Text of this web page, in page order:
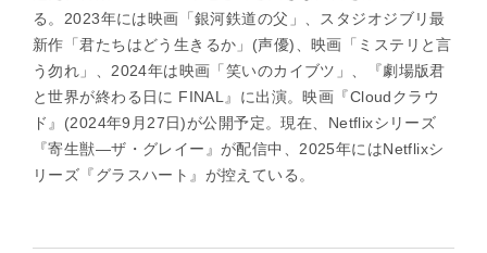
る。2023年には映画「銀河鉄道の父」、スタジオジブリ最
新作「君たちはどう生きるか」(声優)、映画「ミステリと言
う勿れ」、2024年は映画「笑いのカイブツ」、『劇場版君
と世界が終わる日に FINAL』に出演。映画『Cloudクラウ
ド』(2024年9月27日)が公開予定。現在、Netflixシリーズ
『寄生獣―ザ・グレイー』が配信中、2025年にはNetflixシ
リーズ『グラスハート』が控えている。